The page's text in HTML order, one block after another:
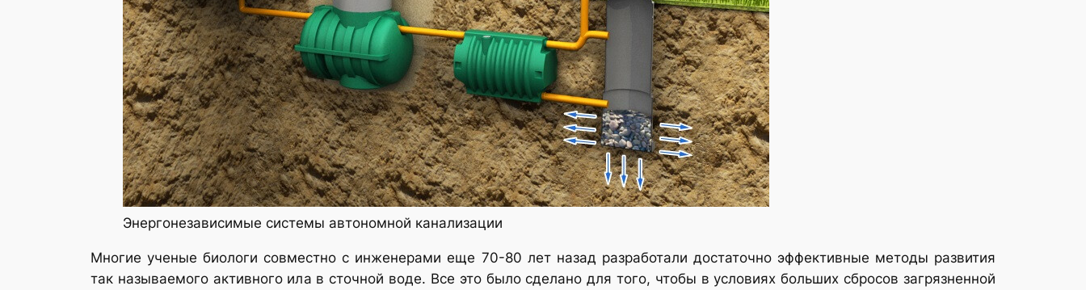
Энергонезависимые системы автономной канализации
Многие ученые биологи совместно с инженерами еще 70-80 лет назад разработали достаточно эффективные методы развития
так называемого активного ила в сточной воде. Все это было сделано для того, чтобы в условиях больших сбросов загрязненной